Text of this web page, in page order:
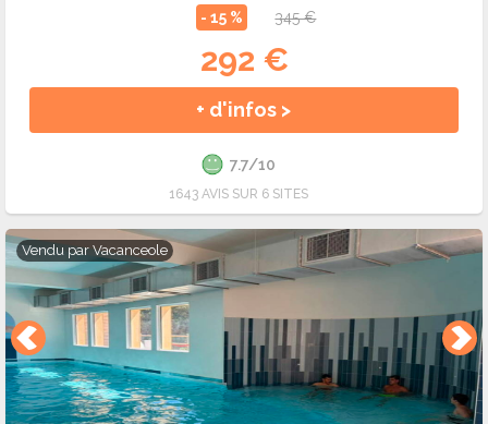
- 15 % 345 €
292 €
+ d'infos >
7.7/10
1643 AVIS SUR 6 SITES
Vendu par Vacanceole